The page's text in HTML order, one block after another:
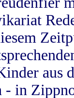
aus
- in